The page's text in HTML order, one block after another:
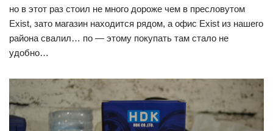
но в этот раз стоил не много дороже чем в пресловутом
Exist, зато магазин находится рядом, а офис Exist из нашего
района свалил… по — этому покупать там стало не
удобно…